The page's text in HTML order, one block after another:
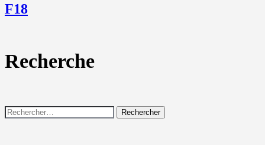
F18
Recherche
Rechercher :